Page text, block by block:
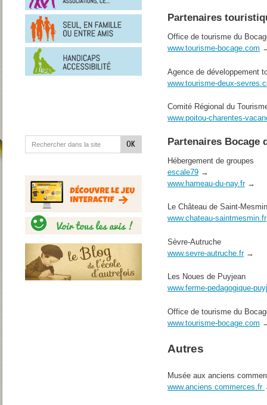
entre
Personnes
situation
de
handicap
Partenaires
Office de tourisme du
www.tourisme-bocage.com
Agence de développement
www.tourisme-deux-
Comité Régional du
www.poitou-charentes-
Partenaires Bocage
Hébergement de groupes
escale79 →
www.hameau-du-nay.fr→
Le Château de Saint-Mesmin
www.chateau-saintmesmin.fr
Sèvre-Autruche
www.sevre-autruche.fr→
Les Noues de Puyjean
www.ferme-pedagogique-
Office de tourisme du
www.tourisme-bocage.com
Autres
Musée aux anciens
www.anciens commerces.fr